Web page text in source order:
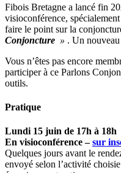
Fibois Bretagne a lancé fin
visioconférence,
faire le point sur la
Conjoncture » . Un
Vous n’êtes pas encore
participer à ce Parlons
outils.
Pratique
Lundi 15 juin de 17h à 18h
En visioconférence –sur
Quelques jours avant le
envoyé selon l’activité